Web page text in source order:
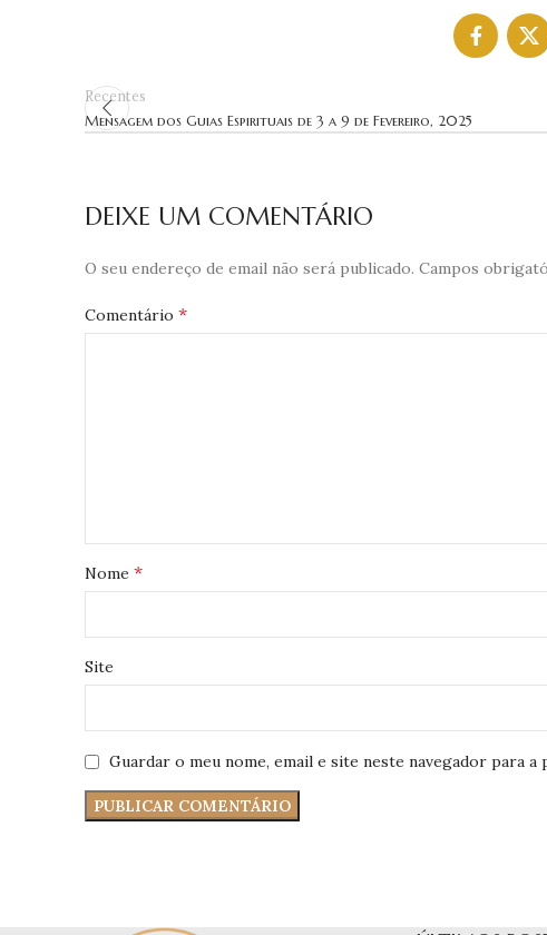
Recentes
Mensagem dos Guias Espirituais de 3 a 9 de Fevereiro, 2025
DEIXE UM COMENTÁRIO
O seu endereço de email não será publicado. Campos
Comentário *
Nome *
Site
Guardar o meu nome, email e site neste navegador para a